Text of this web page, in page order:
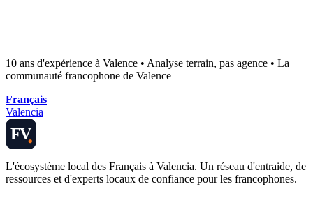
10 ans d'expérience à Valence • Analyse terrain, pas agence • La
communauté francophone de Valence
Français
Valencia
FV
L'écosystème local des Français à Valencia. Un réseau d'entraide, de
ressources et d'experts locaux de confiance pour les francophones.